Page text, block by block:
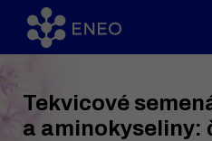
Tekvicové
a aminokyseliny: